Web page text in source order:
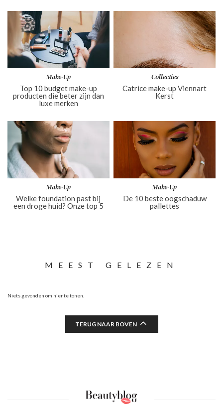
Make-Up
Top 10 budget make-up
producten die beter zijn dan
luxe merken
Collecties
Catrice make-up Viennart
Kerst
Make-Up
Welke foundation past bij
een droge huid? Onze top 5
Make-Up
De 10 beste oogschaduw
pallettes
MEEST GELEZEN
Niets gevonden om hier te tonen.
TERUG NAAR BOVEN